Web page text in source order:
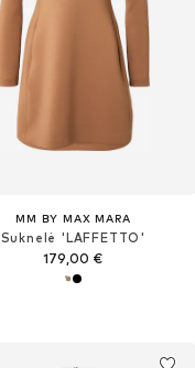
MM BY MAX MARA
Suknelė 'LAFFETTO'
179,00 €